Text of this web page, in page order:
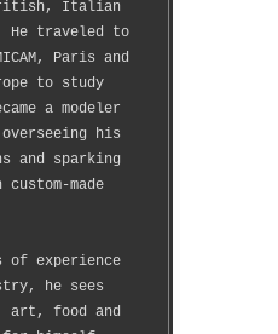
Italian
He traveled to
Paris and
to study
a modeler
his
and sparking
made
of experience
he sees
art, food and